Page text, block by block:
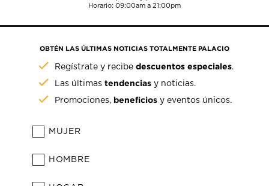
Horario: 09:00am a 21:00pm
OBTÉN LAS ÚLTIMAS NOTICIAS TOTALMENTE PALACIO
Regístrate y recibedescuentos especiales.
Las últimastendencias y noticias.
Promociones, beneficios y eventos únicos.
MUJER
HOMBRE